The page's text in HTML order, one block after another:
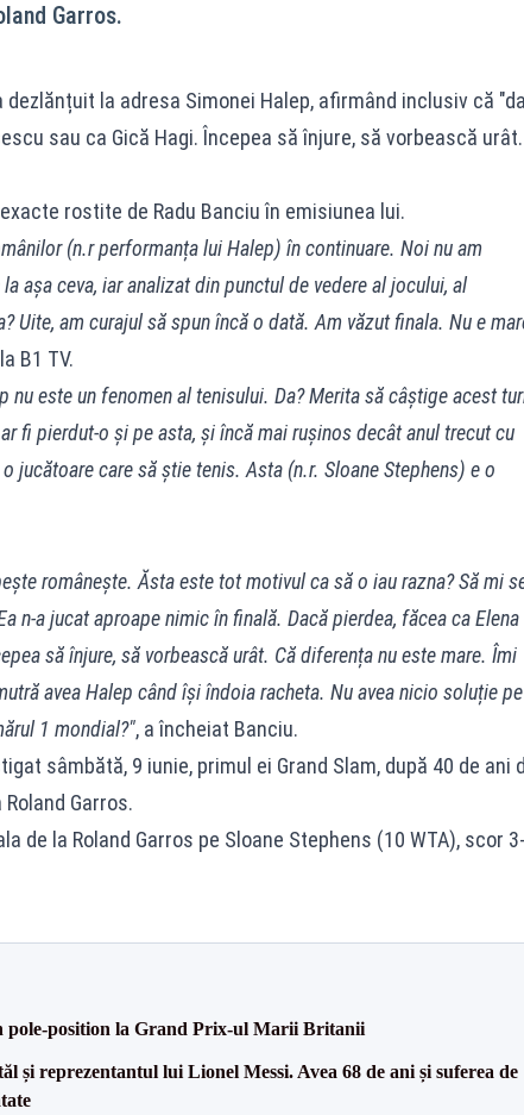
Garros.
dezlănțuit la adresa Simonei Halep, afirmând inclusiv că
sau ca Gică Hagi. Începea să înjure, să vorbească urât.
rostite de Radu Banciu în emisiunea lui.
(n.r performanța lui Halep) în continuare. Noi nu am
așa ceva, iar analizat din punctul de vedere al jocului, al
Uite, am curajul să spun încă o dată. Am văzut finala. Nu e
B1 TV.
nu este un fenomen al tenisului. Da? Merita să câștige acest
fi pierdut-o și pe asta, și încă mai rușinos decât anul trecut cu
jucătoare care să știe tenis. Asta (n.r. Sloane Stephens) e o
românește. Ăsta este tot motivul ca să o iau razna? Să mi
n-a jucat aproape nimic în finală. Dacă pierdea, făcea ca Elena
să înjure, să vorbească urât. Că diferența nu este mare. Îmi
avea Halep când își îndoia racheta. Nu avea nicio soluție pe
1 mondial?", a încheiat Banciu.
sâmbătă, 9 iunie, primul ei Grand Slam, după 40 de ani
Garros.
de la Roland Garros pe Sloane Stephens (10 WTA), scor
pole-position la Grand Prix-ul Marii Britanii
și reprezentantul lui Lionel Messi. Avea 68 de ani și suferea de